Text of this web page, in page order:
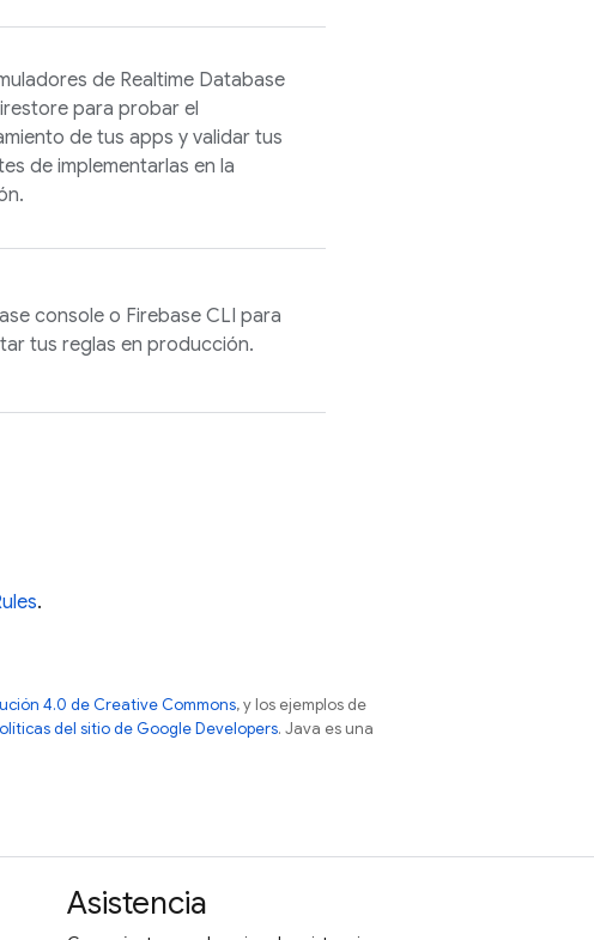
de Realtime Database
para probar el
de tus apps y validar tus
de implementarlas en la
console o Firebase CLI para
tus reglas en producción.
.
4.0 de Creative Commons, y los ejemplos de
del sitio de Google Developers. Java es una
Asistencia